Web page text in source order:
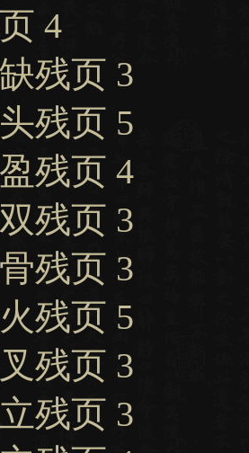
4
残页 3
残页 5
残页 4
残页 3
残页 3
残页 5
残页 3
残页 3